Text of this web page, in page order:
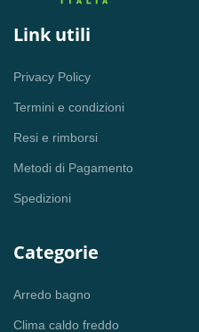
Link utili
Privacy Policy
Termini e condizioni
Resi e rimborsi
Metodi di Pagamento
Spedizioni
Categorie
Arredo bagno
Clima caldo freddo